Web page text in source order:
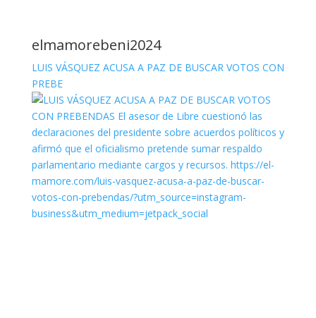
elmamorebeni2024
LUIS VÁSQUEZ ACUSA A PAZ DE BUSCAR VOTOS CON
PREBE